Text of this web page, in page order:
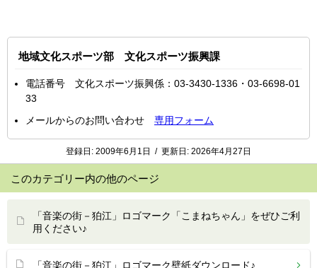
地域文化スポーツ部 文化スポーツ振興課
電話番号 文化スポーツ振興係：03-3430-1336・03-6698-01
33
メールからのお問い合わせ 専用フォーム
登録日: 2009年6月1日 / 更新日: 2026年4月27日
このカテゴリー内の他のページ
「音楽の街－狛江」ロゴマーク「こまねちゃん」をぜひご利
用ください♪
「音楽の街－狛江」ロゴマーク壁紙ダウンロード♪